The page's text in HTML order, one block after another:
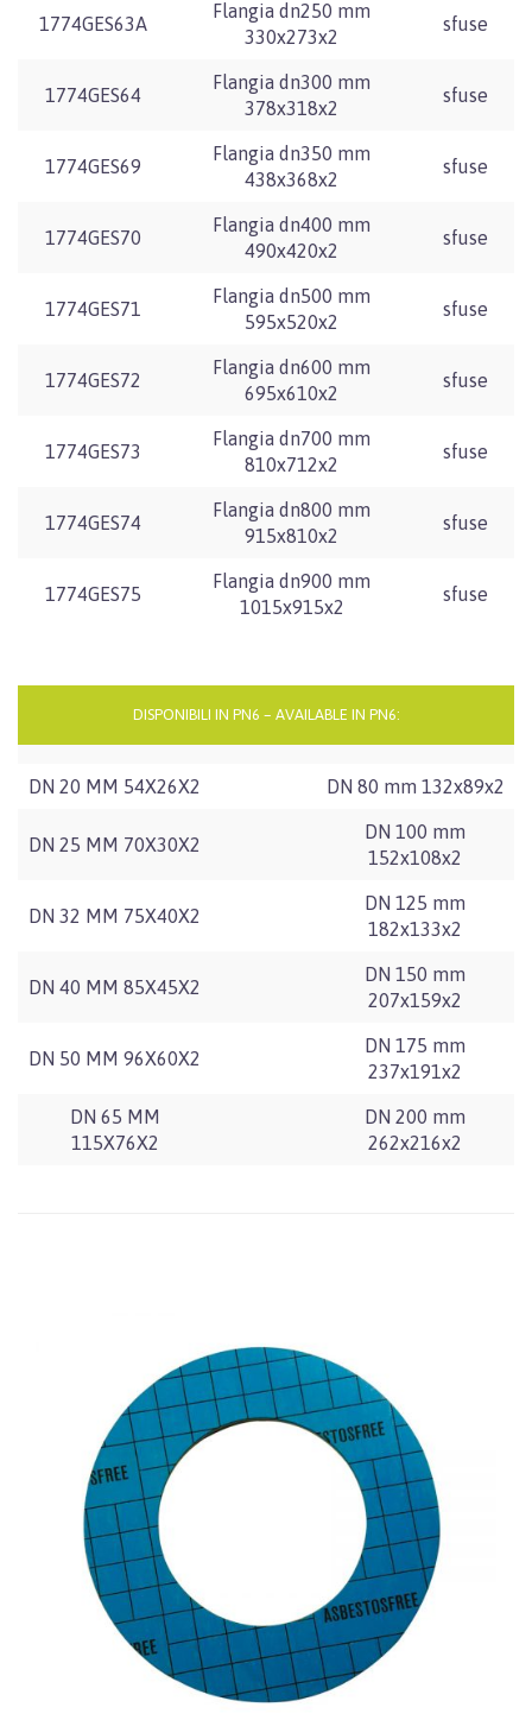
1774GES63A
Flangia dn250 mm
330x273x2
sfuse
1774GES64
Flangia dn300 mm
378x318x2
sfuse
1774GES69
Flangia dn350 mm
438x368x2
sfuse
1774GES70
Flangia dn400 mm
490x420x2
sfuse
1774GES71
Flangia dn500 mm
595x520x2
sfuse
1774GES72
Flangia dn600 mm
695x610x2
sfuse
1774GES73
Flangia dn700 mm
810x712x2
sfuse
1774GES74
Flangia dn800 mm
915x810x2
sfuse
1774GES75
Flangia dn900 mm
1015x915x2
sfuse
DISPONIBILI IN PN6 – AVAILABLE IN PN6:
DN 20 MM 54X26X2 DN 80 mm 132x89x2
DN 25 MM 70X30X2
DN 100 mm
152x108x2
DN 32 MM 75X40X2
DN 125 mm
182x133x2
DN 40 MM 85X45X2
DN 150 mm
207x159x2
DN 50 MM 96X60X2
DN 175 mm
237x191x2
DN 65 MM
115X76X2
DN 200 mm
262x216x2